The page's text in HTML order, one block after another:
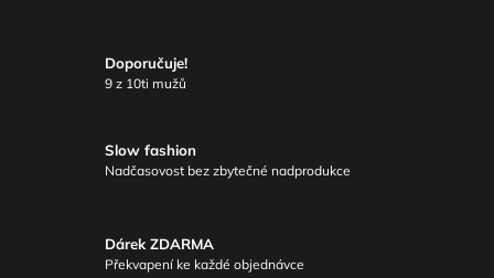
Doporučuje!
9 z 10ti mužů
Slow fashion
Nadčasovost bez zbytečné nadprodukce
Dárek ZDARMA
Překvapení ke každé objednávce